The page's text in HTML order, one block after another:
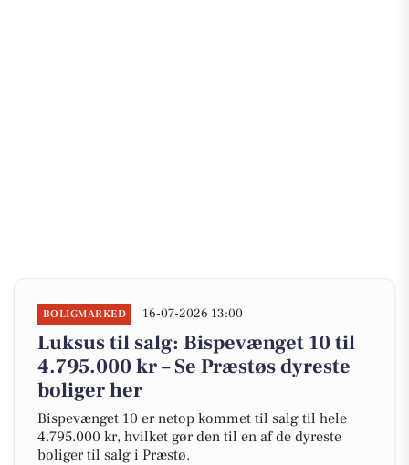
BOLIGMARKED 16-07-2026 13:00
Luksus til salg: Bispevænget 10 til
4.795.000 kr – Se Præstøs dyreste
boliger her
Bispevænget 10 er netop kommet til salg til hele
4.795.000 kr, hvilket gør den til en af de dyreste
boliger til salg i Præstø.